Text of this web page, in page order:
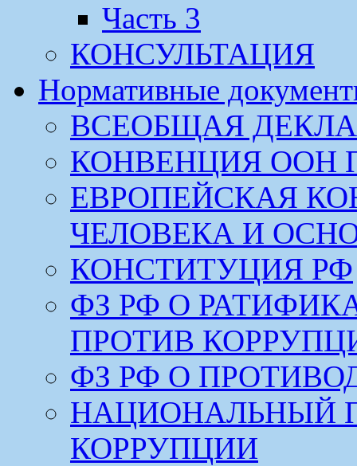
Часть 3
КОНСУЛЬТАЦИЯ
Нормативные
ВСЕОБЩАЯ
КОНВЕНЦИЯ ООН
ЕВРОПЕЙСКАЯ
ЧЕЛОВЕКА И
КОНСТИТУЦИЯ РФ
ФЗ РФ О
ПРОТИВ
ФЗ РФ О
НАЦИОНАЛЬНЫЙ
КОРРУПЦИИ